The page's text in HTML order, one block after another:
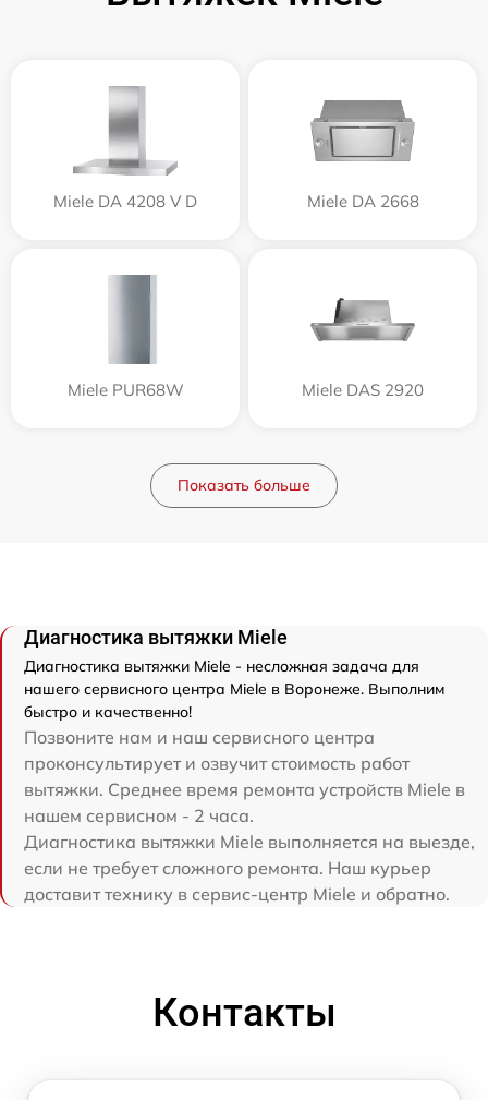
Miele DA 4208 V D Miele DA 2668
Miele PUR68W Miele DAS 2920
Показать больше
Диагностика вытяжки Miele
Диагностика вытяжки Miele - несложная задача для
нашего сервисного центра Miele в Воронеже. Выполним
быстро и качественно!
Позвоните нам и наш сервисного центра
проконсультирует и озвучит стоимость работ
вытяжки. Среднее время ремонта устройств Miele в
нашем сервисном - 2 часа.
Диагностика вытяжки Miele выполняется на выезде,
если не требует сложного ремонта. Наш курьер
доставит технику в сервис-центр Miele и обратно.
Контакты